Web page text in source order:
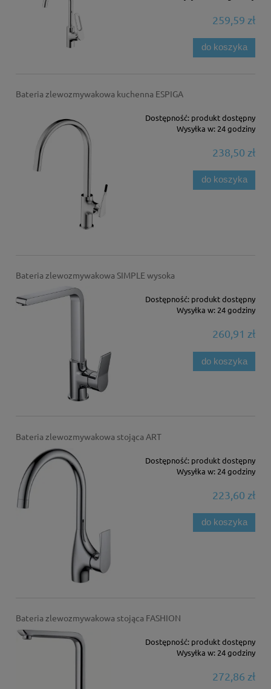
259,59 zł
do koszyka
Bateria zlewozmywakowa kuchenna ESPIGA
Dostępność: produkt dostępny
Wysyłka w: 24 godziny
238,50 zł
do koszyka
Bateria zlewozmywakowa SIMPLE wysoka
Dostępność: produkt dostępny
Wysyłka w: 24 godziny
260,91 zł
do koszyka
Bateria zlewozmywakowa stojąca ART
Dostępność: produkt dostępny
Wysyłka w: 24 godziny
223,60 zł
do koszyka
Bateria zlewozmywakowa stojąca FASHION
Dostępność: produkt dostępny
Wysyłka w: 24 godziny
272,86 zł